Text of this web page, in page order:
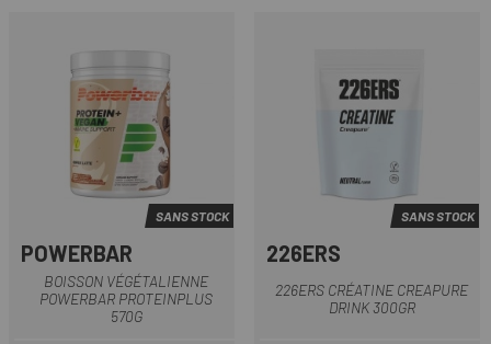
SANS STOCK
POWERBAR
BOISSON VÉGÉTALIENNE
POWERBAR PROTEINPLUS
570G
SANS STOCK
226ERS
226ERS CRÉATINE CREAPURE
DRINK 300GR